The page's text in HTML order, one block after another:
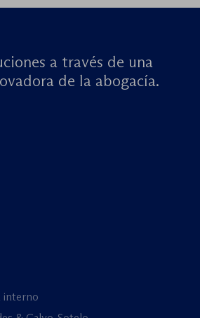
a través de una
de la abogacía.
interno